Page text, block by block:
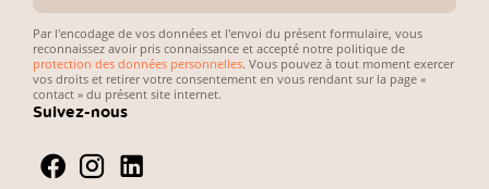
e-
mail
Par l'encodage de vos données et l'envoi du présent formulaire, vous
reconnaissez avoir pris connaissance et accepté notre politique de
protection des données personnelles. Vous pouvez à tout moment exercer
vos droits et retirer votre consentement en vous rendant sur la page «
contact » du présent site internet.
Suivez-nous